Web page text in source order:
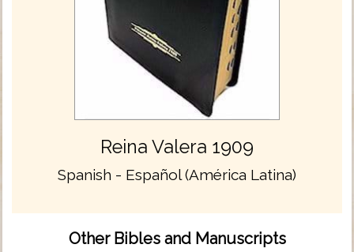
Reina Valera 1909
Spanish - Español (América Latina)
Other Bibles and Manuscripts